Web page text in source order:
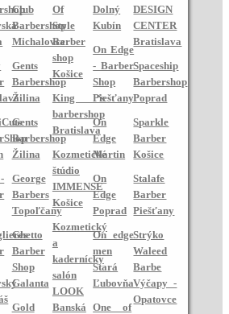
Club
Barbershop
Michalovce
Gents
Barbershop
Žilina
Gents
Barbershop
Žilina
George
Barbers
Topoľčany
Ghetto
Barber
Shop
Galanta
Gold
Of
Style
Barber
shop
Košice
King ‘s
barbershop
Bratislava
Kozmetické
štúdio
IMMENSE
Košice
Kozmetický
a
kadernícky
salón
LOOK
Banská
Dolný
Kubín
On Edge
- Barber
Shop
Piešťany
On
Edge
Martin
On
Edge
Poprad
On edge
men
Stará
Ľubovňa
One of
DESIGN
CENTER
Bratislava
Spaceship
Barbershop
Poprad
Sparkle
Barber
Košice
Stalafe
Barber
Piešťany
Strýko
Waleed
Barbe
Výčapy -
Opatovce